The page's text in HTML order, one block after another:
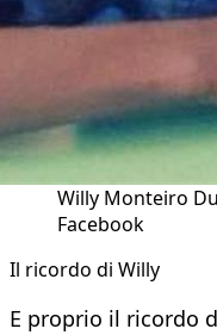
Willy Monteiro
Facebook
Il ricordo di Willy
E proprio il ricordo